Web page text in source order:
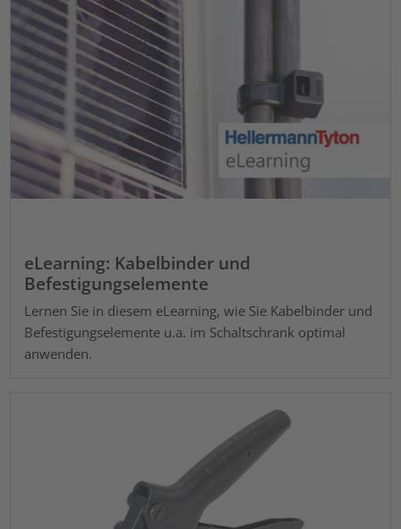
eLearning: Kabelbinder und
Befestigungselemente
Lernen Sie in diesem eLearning, wie Sie Kabelbinder und
Befestigungselemente u.a. im Schaltschrank optimal
anwenden.